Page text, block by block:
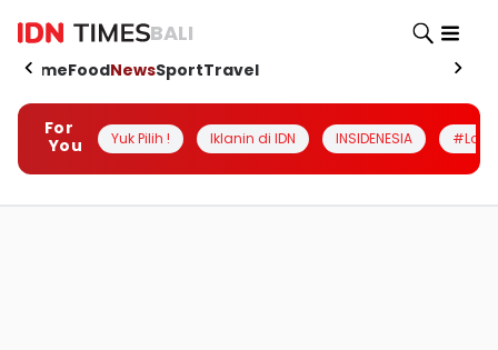
BALI
HomeFoodNewsSportTravel
For
You
Yuk Pilih ! Iklanin di IDN INSIDENESIA